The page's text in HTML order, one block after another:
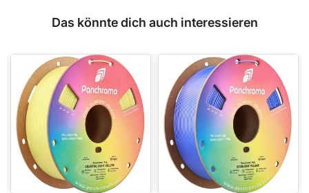
Das könnte dich auch interessieren